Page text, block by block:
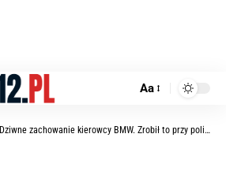
Aa
Dziwne zachowanie kierowcy BMW. Zrobił to przy policjantach